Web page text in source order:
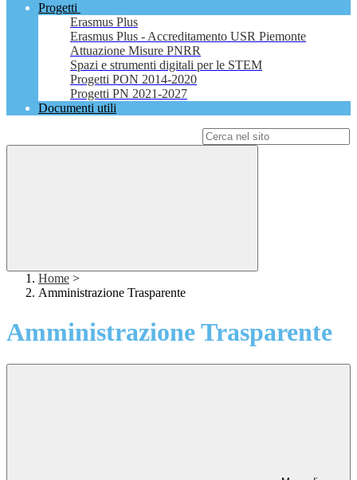
Progetti
Erasmus Plus
Erasmus Plus - Accreditamento USR Piemonte
Attuazione Misure PNRR
Spazi e strumenti digitali per le STEM
Progetti PON 2014-2020
Progetti PN 2021-2027
Documenti utili
Home >
Amministrazione Trasparente
Amministrazione Trasparente